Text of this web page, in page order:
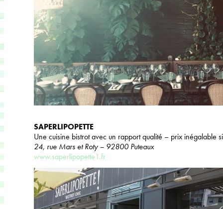
SAPERLIPOPETTE
Une cuisine bistrot avec un rapport qualité – prix inégalable
24, rue Mars et Roty – 92800 Puteaux
www.saperlipopette1.fr